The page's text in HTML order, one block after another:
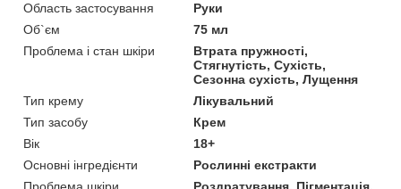
Область застосування
Руки
Об`єм
75 мл
Проблема і стан шкіри
Втрата пружності,
Стягнутість, Сухість,
Сезонна сухість, Лущення
Тип крему
Лікувальний
Тип засобу
Крем
Вік
18+
Основні інгредієнти
Рослинні екстракти